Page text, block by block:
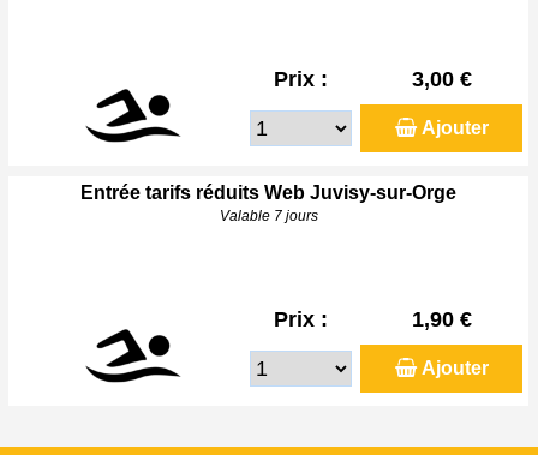
Prix : 3,00 €
Ajouter
Entrée tarifs réduits Web Juvisy-sur-Orge
Valable 7 jours
Prix : 1,90 €
Ajouter